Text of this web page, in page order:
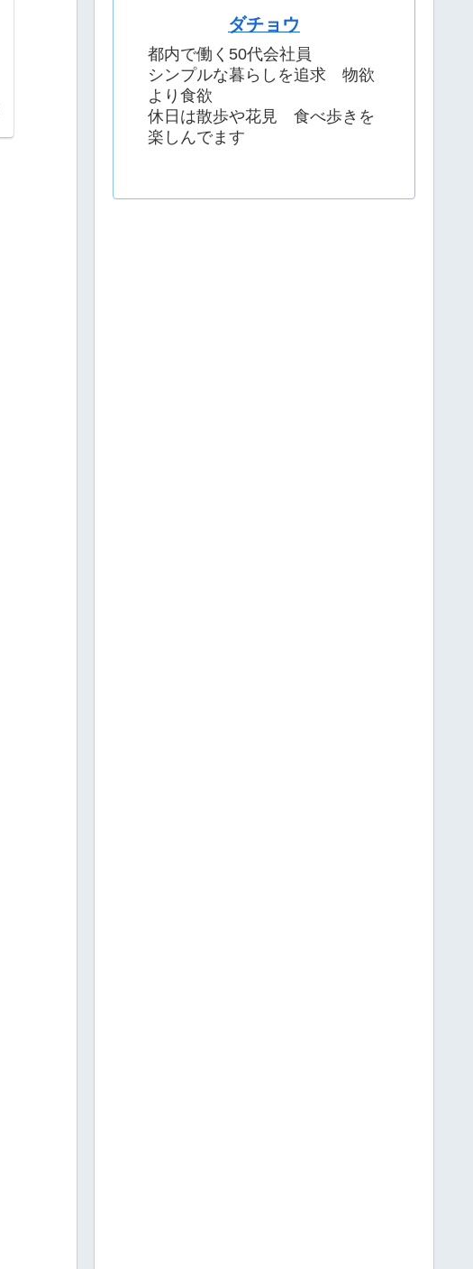
ダチョウ
都内で働く50代会社員
シンプルな暮らしを追求 物欲
より食欲
休日は散歩や花見 食べ歩きを
楽しんでます